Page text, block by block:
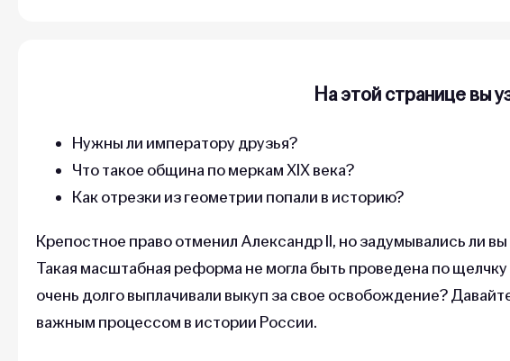
На этой странице вы
Нужны ли императору друзья?
Что такое община по меркам XIX века?
Как отрезки из геометрии попали в историю?
Крепостное право отменил Александр II, но задумывались ли
Такая масштабная реформа не могла быть проведена по
очень долго выплачивали выкуп за свое освобождение?
важным процессом в истории России.